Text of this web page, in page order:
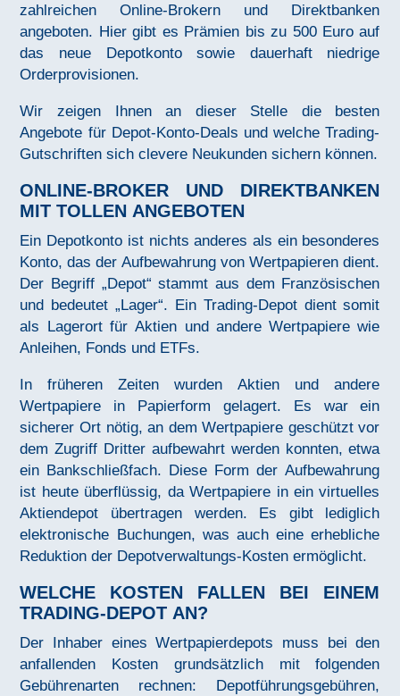
zahlreichen Online-Brokern und Direktbanken
angeboten. Hier gibt es Prämien bis zu 500 Euro auf
das neue Depotkonto sowie dauerhaft niedrige
Orderprovisionen.
Wir zeigen Ihnen an dieser Stelle die besten
Angebote für Depot-Konto-Deals und welche Trading-
Gutschriften sich clevere Neukunden sichern können.
ONLINE-BROKER UND DIREKTBANKEN
MIT TOLLEN ANGEBOTEN
Ein Depotkonto ist nichts anderes als ein besonderes
Konto, das der Aufbewahrung von Wertpapieren dient.
Der Begriff „Depot“ stammt aus dem Französischen
und bedeutet „Lager“. Ein Trading-Depot dient somit
als Lagerort für Aktien und andere Wertpapiere wie
Anleihen, Fonds und ETFs.
In früheren Zeiten wurden Aktien und andere
Wertpapiere in Papierform gelagert. Es war ein
sicherer Ort nötig, an dem Wertpapiere geschützt vor
dem Zugriff Dritter aufbewahrt werden konnten, etwa
ein Bankschließfach. Diese Form der Aufbewahrung
ist heute überflüssig, da Wertpapiere in ein virtuelles
Aktiendepot übertragen werden. Es gibt lediglich
elektronische Buchungen, was auch eine erhebliche
Reduktion der Depotverwaltungs-Kosten ermöglicht.
WELCHE KOSTEN FALLEN BEI EINEM
TRADING-DEPOT AN?
Der Inhaber eines Wertpapierdepots muss bei den
anfallenden Kosten grundsätzlich mit folgenden
Gebührenarten rechnen: Depotführungsgebühren,